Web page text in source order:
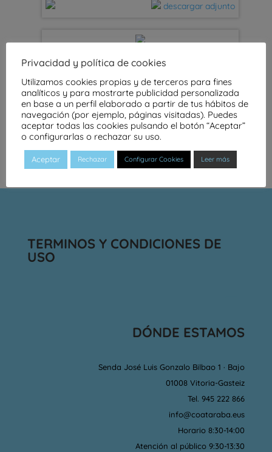
descargar adjunto
CONVENIO CAJA RURAL NAVARRA
2020
descargar adjunto
TERMINOS Y CONDICIONES DE
USO
DÓNDE ESTAMOS
Senda José Luis Gonzalo Bilbao 1 · Bajo
01008 Vitoria-Gasteiz
Tel. 945 222 866
info@coataraba.eus
Horario 8:30-14:00
Atención al público 9:30-13:30
Privacidad y política de cookies
Utilizamos cookies propias y de terceros para fines
analíticos y para mostrarte publicidad personalizada
en base a un perfil elaborado a partir de tus hábitos de
navegación (por ejemplo, páginas visitadas). Puedes
aceptar todas las cookies pulsando el botón “Aceptar”
o configurarlas o rechazar su uso.
Aceptar Rechazar Configurar Cookies Leer más